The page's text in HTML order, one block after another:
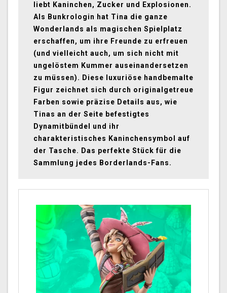
liebt Kaninchen, Zucker und Explosionen.
Als Bunkrologin hat Tina die ganze
Wonderlands als magischen Spielplatz
erschaffen, um ihre Freunde zu erfreuen
(und vielleicht auch, um sich nicht mit
ungelöstem Kummer auseinandersetzen
zu müssen). Diese luxuriöse handbemalte
Figur zeichnet sich durch originalgetreue
Farben sowie präzise Details aus, wie
Tinas an der Seite befestigtes
Dynamitbündel und ihr
charakteristisches Kaninchensymbol auf
der Tasche. Das perfekte Stück für die
Sammlung jedes Borderlands-Fans.